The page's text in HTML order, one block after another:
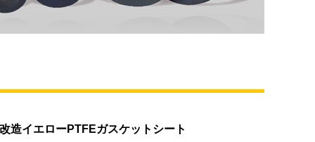
造イエローPTFEガスケットシート